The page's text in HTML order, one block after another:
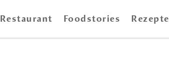
Restaurant Foodstories Rezepte